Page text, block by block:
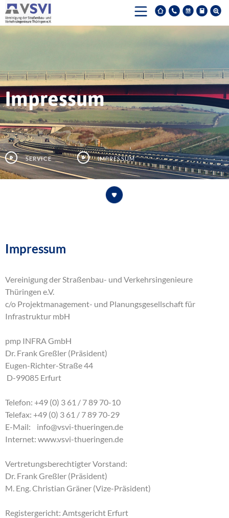
Impressum
Service Impressum
Impressum
Vereinigung der Straßenbau- und Verkehrsingenieure
Thüringen e.V.
c/o Projektmanagement- und Planungsgesellschaft für
Infrastruktur mbH
pmp INFRA GmbH
Dr. Frank Greßler (Präsident)
Eugen-Richter-Straße 44
D-99085 Erfurt
Telefon: +49 (0) 3 61 / 7 89 70-10
Telefax: +49 (0) 3 61 / 7 89 70-29
E-Mail: info@vsvi-thueringen.de
Internet: www.vsvi-thueringen.de
Vertretungsberechtigter Vorstand:
Dr. Frank Greßler (Präsident)
M. Eng. Christian Gräner (Vize-Präsident)
Registergericht: Amtsgericht Erfurt